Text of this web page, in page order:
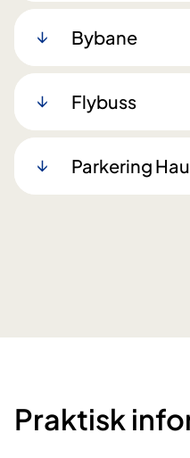
Bybane
Flybuss
Parkering
Praktisk